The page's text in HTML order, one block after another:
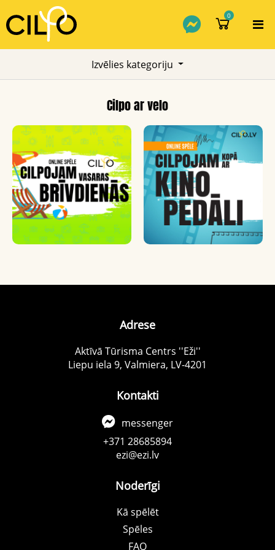
0
Izvēlies kategoriju
Cilpo ar velo
Adrese
Aktīvā Tūrisma Centrs ''Eži''
Liepu iela 9, Valmiera, LV-4201
Kontakti
messenger
+371 28685894
ezi@ezi.lv
Noderīgi
Kā spēlēt
Spēles
FAQ